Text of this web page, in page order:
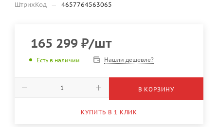
ШтрихКод — 4657764563065
165 299 ₽/шт
Есть в наличии Нашли дешевле?
В КОРЗИНУ
КУПИТЬ В 1 КЛИК